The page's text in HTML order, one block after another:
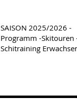
SAISON 2025/2026 -
Programm -Skitouren -
Schitraining